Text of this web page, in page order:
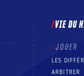
VIE DU
JOUER
LES
ARBITRER